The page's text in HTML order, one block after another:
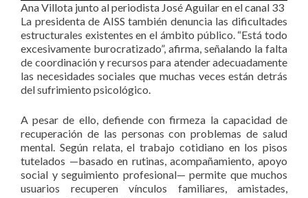
Ana Villota junto al periodista José Aguilar en el canal 33
La presidenta de AISS también denuncia las dificultades
estructurales existentes en el ámbito público. “Está todo
excesivamente burocratizado”, afirma, señalando la falta
de coordinación y recursos para atender adecuadamente
las necesidades sociales que muchas veces están detrás
del sufrimiento psicológico.
A pesar de ello, defiende con firmeza la capacidad de
recuperación de las personas con problemas de salud
mental. Según relata, el trabajo cotidiano en los pisos
tutelados —basado en rutinas, acompañamiento, apoyo
social y seguimiento profesional— permite que muchos
usuarios recuperen vínculos familiares, amistades,